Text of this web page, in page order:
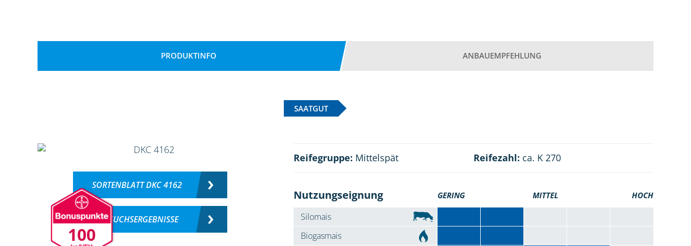
PRODUKTINFO ANBAUEMPFEHLUNG
SAATGUT
100
SORTENBLATT DKC 4162
VERSUCHSERGEBNISSE
Reifegruppe: Mittelspät Reifezahl: ca. K 270
Nutzungseignung GERING MITTEL HOCH
Silomais
Biogasmais